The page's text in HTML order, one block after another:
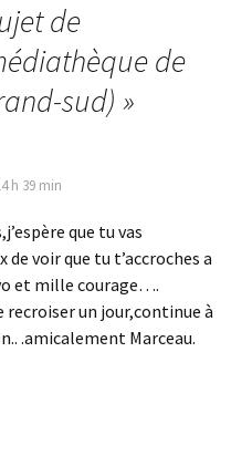
de
de
sud) »
h 39 min
que tu vas
voir que tu t’accroches a
et mille courage….
recroiser un jour,continue à
.amicalement Marceau.